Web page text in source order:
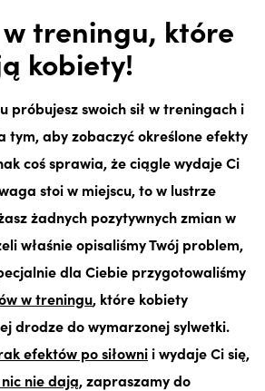
w treningu, które
kobiety!
próbujesz swoich sił w treningach i
tym, aby zobaczyć określone efekty
coś sprawia, że ciągle wydaje Ci
stoi w miejscu, to w lustrze
żadnych pozytywnych zmian w
właśnie opisaliśmy Twój problem,
dla Ciebie przygotowaliśmy
w treningu, które kobiety
drodze do wymarzonej sylwetki.
efektów po siłownii wydaje Ci się,
nie dają, zapraszamy do